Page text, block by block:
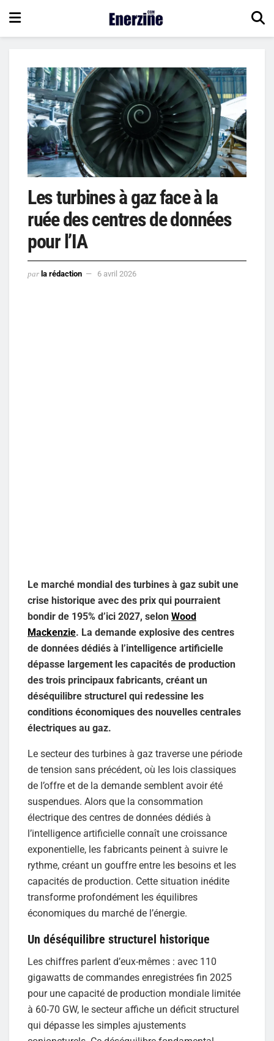
Les turbines à gaz face à la
ruée des centres de données
pour l’IA
par la rédaction 6 avril 2026
Le marché mondial des turbines à gaz subit une
crise historique avec des prix qui pourraient
bondir de 195% d’ici 2027, selon Wood
Mackenzie. La demande explosive des centres
de données dédiés à l’intelligence artificielle
dépasse largement les capacités de production
des trois principaux fabricants, créant un
déséquilibre structurel qui redessine les
conditions économiques des nouvelles centrales
électriques au gaz.
Le secteur des turbines à gaz traverse une période
de tension sans précédent, où les lois classiques
de l’offre et de la demande semblent avoir été
suspendues. Alors que la consommation
électrique des centres de données dédiés à
l’intelligence artificielle connaît une croissance
exponentielle, les fabricants peinent à suivre le
rythme, créant un gouffre entre les besoins et les
capacités de production. Cette situation inédite
transforme profondément les équilibres
économiques du marché de l’énergie.
Un déséquilibre structurel historique
Les chiffres parlent d’eux-mêmes : avec 110
gigawatts de commandes enregistrées fin 2025
pour une capacité de production mondiale limitée
à 60-70 GW, le secteur affiche un déficit structurel
qui dépasse les simples ajustements